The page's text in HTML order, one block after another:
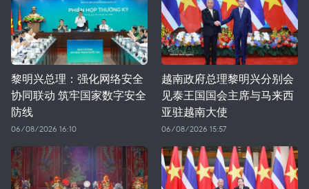
黎明兴总理：强化网络安全
协同联动 筑牢国家数字安全
防线
06/08/2026 16:10
越南政府总理黎明兴分别会
见泰王国国会主席与马来西
亚驻越南大使
06/08/2026 15:57